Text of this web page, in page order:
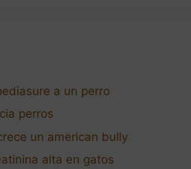
a un perro
perros
un american bully
alta en gatos